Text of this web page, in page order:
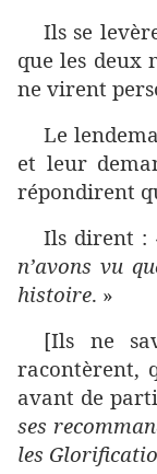
Ils se
que les deux
ne virent
Le
et leur
répondirent
Ils dirent
n’avons vu
histoire. »
[Ils ne
racontèrent,
avant de
ses
les